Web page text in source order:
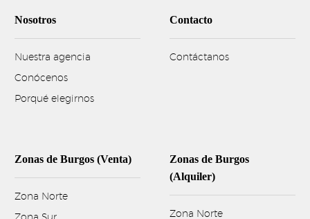
Nosotros
Nuestra agencia
Conócenos
Porqué elegirnos
Contacto
Contáctanos
Zonas de Burgos (Venta)
Zona Norte
Zona Sur
Zonas de Burgos
(Alquiler)
Zona Norte